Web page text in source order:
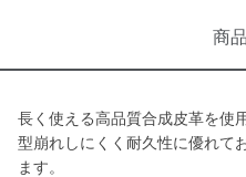
商
長く使える高品質合成皮革を使
型崩れしにくく耐久性に優れて
ます。